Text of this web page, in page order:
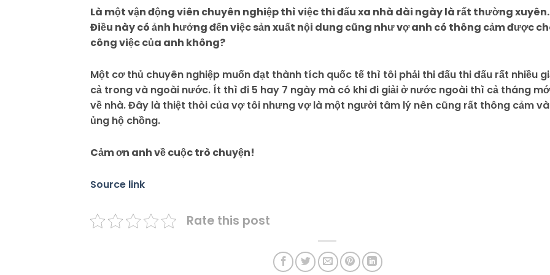
Là một vận động viên chuyên nghiệp thì việc thi đấu xa nhà dài ngày là rất thường xuyên.
Điều này có ảnh hưởng đến việc sản xuất nội dung cũng như vợ anh có thông cảm được
công việc của anh không?
Một cơ thủ chuyên nghiệp muốn đạt thành tích quốc tế thì tôi phải thi đấu thi đấu rất nhiều
cả trong và ngoài nước. Ít thì đi 5 hay 7 ngày mà có khi đi giải ở nước ngoài thì cả tháng
về nhà. Đây là thiệt thòi của vợ tôi nhưng vợ là một người tâm lý nên cũng rất thông cảm và
ủng hộ chồng.
Cảm ơn anh về cuộc trò chuyện!
Source link
Rate this post